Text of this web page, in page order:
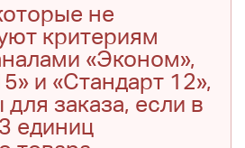
не
критериям
«Эконом»,
и «Стандарт 12»,
заказа, если в
единиц